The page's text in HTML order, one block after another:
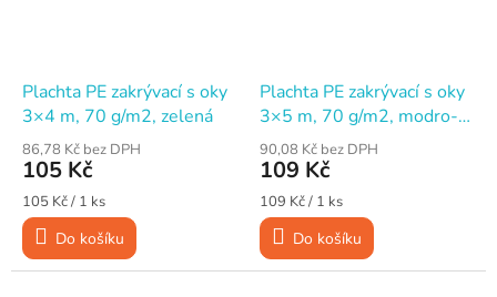
Plachta PE zakrývací s oky
3×4 m, 70 g/m2, zelená
86,78 Kč bez DPH
105 Kč
Měrná
cena:
105 Kč / 1 ks
Do košíku
Plachta PE zakrývací s oky
3×5 m, 70 g/m2, modro-
stříbrná
90,08 Kč bez DPH
109 Kč
Měrná
cena:
109 Kč / 1 ks
Do košíku